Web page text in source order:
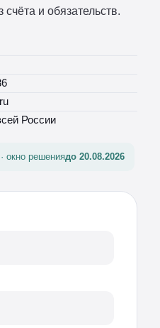
и обязательств.
России
окно решениядо 20.08.2026